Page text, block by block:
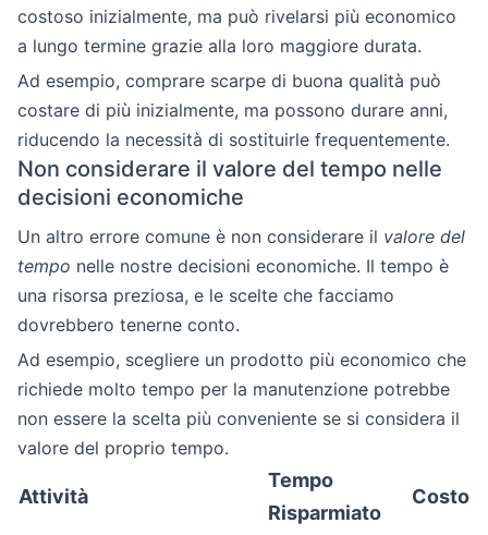
costoso inizialmente, ma può rivelarsi più economico
a lungo termine grazie alla loro maggiore durata.
Ad esempio, comprare scarpe di buona qualità può
costare di più inizialmente, ma possono durare anni,
riducendo la necessità di sostituirle frequentemente.
Non considerare il valore del tempo nelle
decisioni economiche
Un altro errore comune è non considerare il valore del
tempo nelle nostre decisioni economiche. Il tempo è
una risorsa preziosa, e le scelte che facciamo
dovrebbero tenerne conto.
Ad esempio, scegliere un prodotto più economico che
richiede molto tempo per la manutenzione potrebbe
non essere la scelta più conveniente se si considera il
valore del proprio tempo.
Attività
Tempo
Risparmiato
Costo